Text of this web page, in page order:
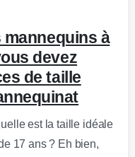
mannequins à
devez
de taille
est la taille idéale
17 ans ? Eh bien,